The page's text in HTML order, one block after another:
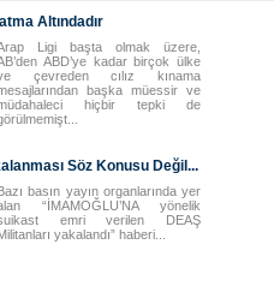
Altındadır
Ligi başta olmak üzere,
ABD’ye kadar birçok ülke
çevreden cılız kınama
başka müessir ve
hiçbir tepki de
Söz Konusu Değil...
basın yayın organlarında yer
“İMAMOĞLU’NA yönelik
emri verilen DEAŞ
yakalandı” haberi...